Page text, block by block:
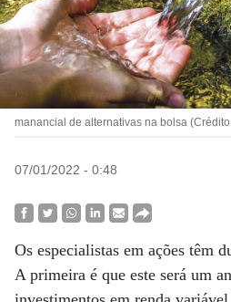
manancial de alternativas na bolsa
07/01/2022 - 0:48
Os especialistas em ações têm
A primeira é que este será um